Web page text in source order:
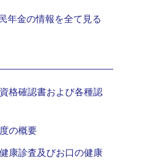
年金の情報を全て見る
格確認書および各種認
の概要
康診査及びお口の健康